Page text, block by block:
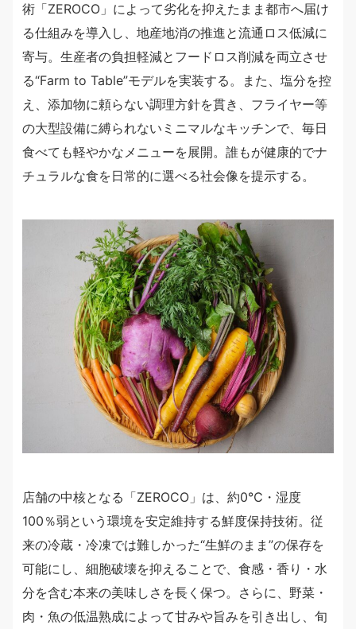
術「ZEROCO」によって劣化を抑えたまま都市へ届け
る仕組みを導入し、地産地消の推進と流通ロス低減に
寄与。生産者の負担軽減とフードロス削減を両立させ
る“Farm to Table”モデルを実装する。また、塩分を控
え、添加物に頼らない調理方針を貫き、フライヤー等
の大型設備に縛られないミニマルなキッチンで、毎日
食べても軽やかなメニューを展開。誰もが健康的でナ
チュラルな食を日常的に選べる社会像を提示する。
店舗の中核となる「ZEROCO」は、約0℃・湿度
100％弱という環境を安定維持する鮮度保持技術。従
来の冷蔵・冷凍では難しかった“生鮮のまま”の保存を
可能にし、細胞破壊を抑えることで、食感・香り・水
分を含む本来の美味しさを長く保つ。さらに、野菜・
肉・魚の低温熟成によって甘みや旨みを引き出し、旬